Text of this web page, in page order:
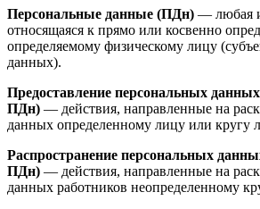
Персональные данные (ПДн) — любая
относящаяся к прямо или косвенно
определяемому физическому лицу
данных).
Предоставление персональных
ПДн) — действия, направленные на
данных определенному лицу или кругу
Распространение персональных
ПДн) — действия, направленные на
данных работников неопределенному